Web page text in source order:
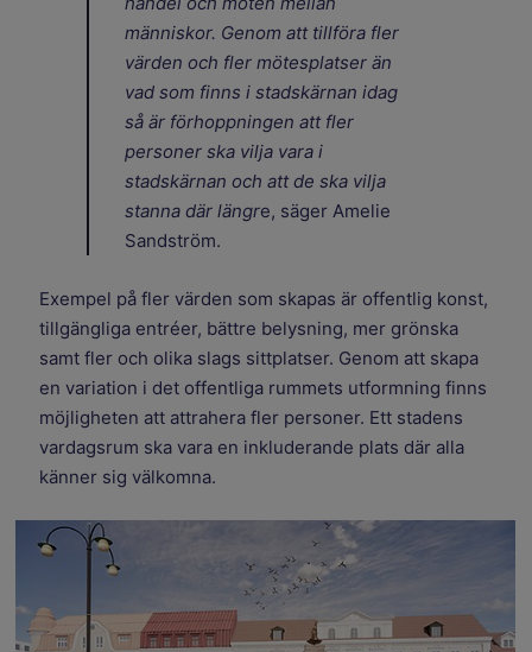
människor. Genom att tillföra fler
värden och fler mötesplatser än
vad som finns i stadskärnan idag
så är förhoppningen att fler
personer ska vilja vara i
stadskärnan och att de ska vilja
stanna där längre, säger Amelie
Sandström.
Exempel på fler värden som skapas är offentlig konst,
tillgängliga entréer, bättre belysning, mer grönska
samt fler och olika slags sittplatser. Genom att skapa
en variation i det offentliga rummets utformning finns
möjligheten att attrahera fler personer. Ett stadens
vardagsrum ska vara en inkluderande plats där alla
känner sig välkomna.